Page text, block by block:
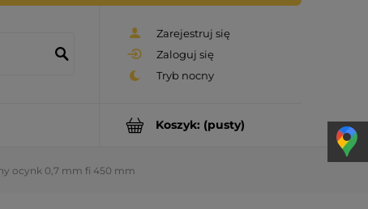
Zarejestruj się
Zaloguj się
Koszyk: (pusty)
ocynk 0,7 mm fi 450 mm